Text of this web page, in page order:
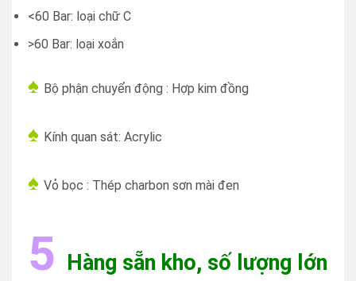
<60 Bar: loại chữ C
>60 Bar: loại xoắn
♠ Bộ phận chuyển động : Hợp kim đồng
♠ Kính quan sát: Acrylic
♠ Vỏ bọc : Thép charbon sơn mài đen
5 Hàng sẵn kho, số lượng lớn